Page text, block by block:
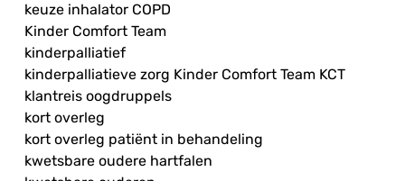
keuze inhalator COPD
Kinder Comfort Team
kinderpalliatief
kinderpalliatieve zorg Kinder Comfort Team KCT
klantreis oogdruppels
kort overleg
kort overleg patiënt in behandeling
kwetsbare oudere hartfalen